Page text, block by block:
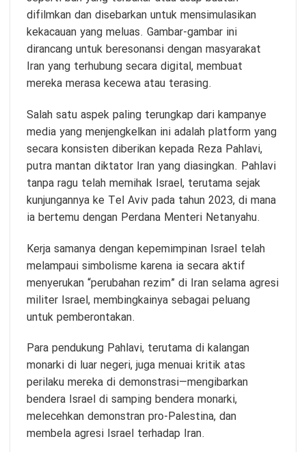
difilmkan dan disebarkan untuk mensimulasikan
kekacauan yang meluas. Gambar-gambar ini
dirancang untuk beresonansi dengan masyarakat
Iran yang terhubung secara digital, membuat
mereka merasa kecewa atau terasing.
Salah satu aspek paling terungkap dari kampanye
media yang menjengkelkan ini adalah platform yang
secara konsisten diberikan kepada Reza Pahlavi,
putra mantan diktator Iran yang diasingkan. Pahlavi
tanpa ragu telah memihak Israel, terutama sejak
kunjungannya ke Tel Aviv pada tahun 2023, di mana
ia bertemu dengan Perdana Menteri Netanyahu.
Kerja samanya dengan kepemimpinan Israel telah
melampaui simbolisme karena ia secara aktif
menyerukan “perubahan rezim” di Iran selama agresi
militer Israel, membingkainya sebagai peluang
untuk pemberontakan.
Para pendukung Pahlavi, terutama di kalangan
monarki di luar negeri, juga menuai kritik atas
perilaku mereka di demonstrasi—mengibarkan
bendera Israel di samping bendera monarki,
melecehkan demonstran pro-Palestina, dan
membela agresi Israel terhadap Iran.